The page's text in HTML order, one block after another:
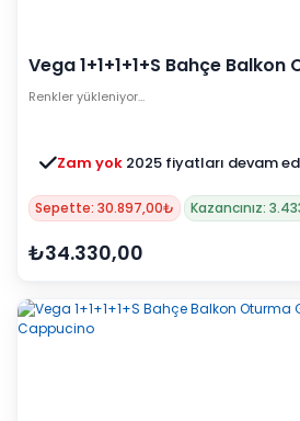
Vega 1+1+1+1+S Bahçe
(Minderli) - Siyah
Renkler yükleniyor…
Zam yok 2025 fiyatları devam
Sepette: 30.897,00₺ Kazancınız:
₺34.330,00